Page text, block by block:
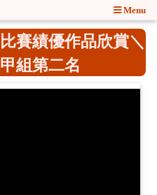
Menu
賽績優作品欣賞＼
組第二名